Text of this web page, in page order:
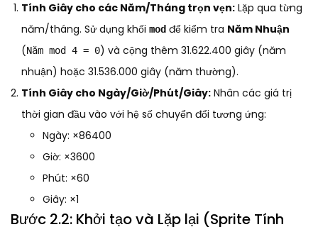
Tính Giây cho các Năm/Tháng trọn vẹn: Lặp qua từng
năm/tháng. Sử dụng khối mod để kiểm tra Năm Nhuận
(Năm mod 4 = 0) và cộng thêm 31.622.400 giây (năm
nhuận) hoặc 31.536.000 giây (năm thường).
Tính Giây cho Ngày/Giờ/Phút/Giây: Nhân các giá trị
thời gian đầu vào với hệ số chuyển đổi tương ứng:
Ngày: ×86400
Giờ: ×3600
Phút: ×60
Giây: ×1
Bước 2.2: Khởi tạo và Lặp lại (Sprite Tính